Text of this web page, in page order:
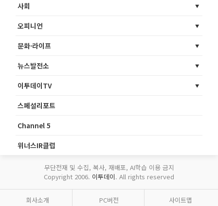
사회
오피니언
문화·라이프
뉴스발전소
이투데이TV
스페셜리포트
Channel 5
위너스IR클럽
무단전재 및 수집, 복사, 재배포, AI학습 이용 금지
Copyright 2006. 이투데이. All rights reserved
회사소개 PC버전 사이트맵